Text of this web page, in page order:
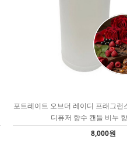
포트레이트 오브더 레이디 프래그런
디퓨저 향수 캔들 비누
8,000원